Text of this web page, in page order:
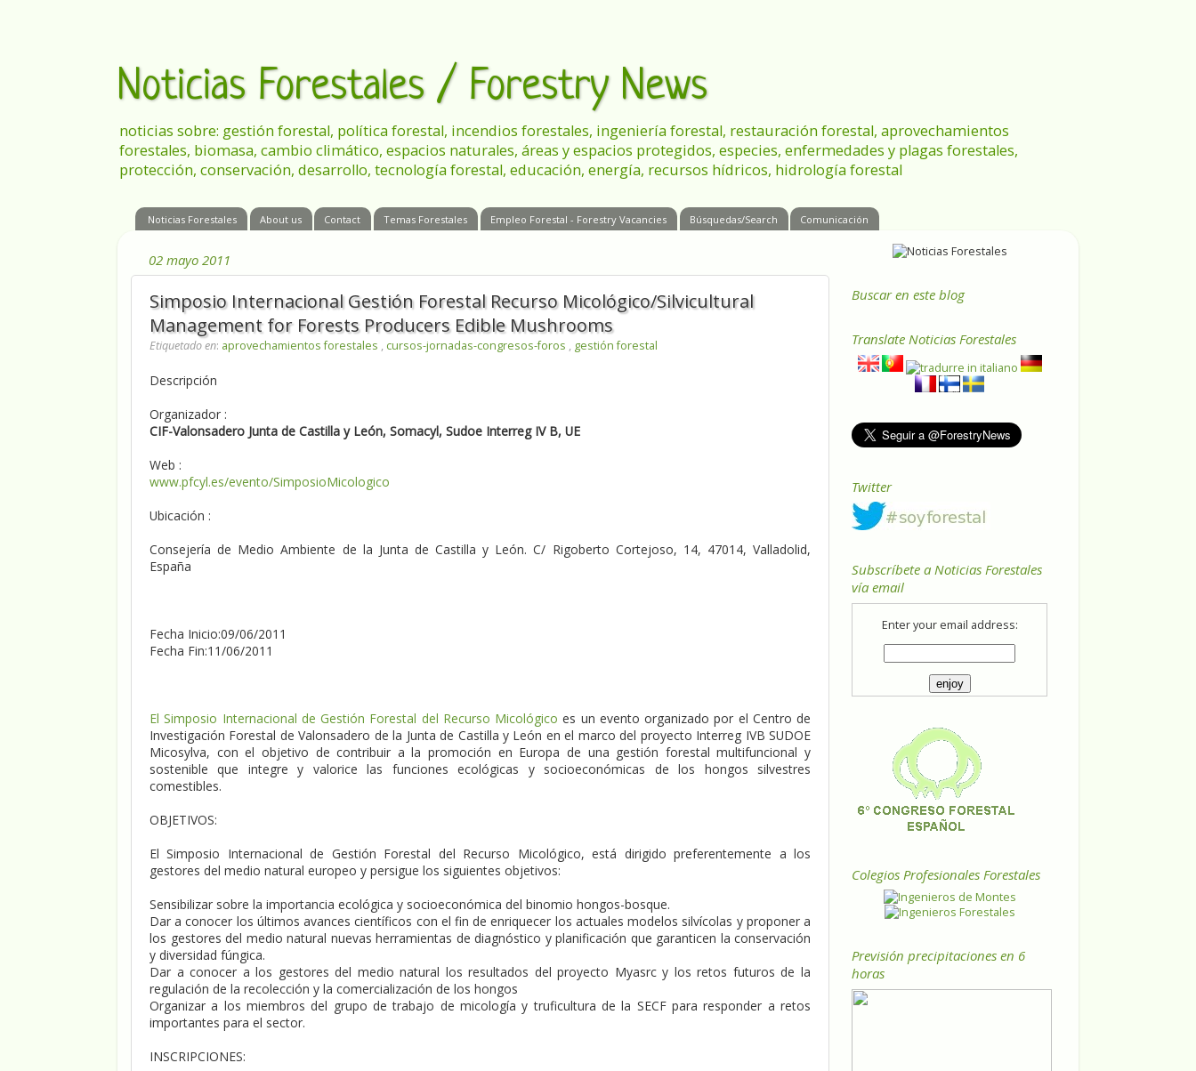
Noticias Forestales / Forestry News
noticias sobre: gestión forestal, política forestal, incendios forestales, ingeniería forestal, restauración forestal, aprovechamientos
forestales, biomasa, cambio climático, espacios naturales, áreas y espacios protegidos, especies, enfermedades y plagas forestales,
protección, conservación, desarrollo, tecnología forestal, educación, energía, recursos hídricos, hidrología forestal
Noticias Forestales About us Contact Temas Forestales Empleo Forestal - Forestry Vacancies Búsquedas/Search Comunicación
02 mayo 2011
Simposio Internacional Gestión Forestal Recurso Micológico/Silvicultural
Management for Forests Producers Edible Mushrooms
Etiquetado en: aprovechamientos forestales , cursos-jornadas-congresos-foros , gestión forestal
Descripción
Organizador :
CIF-Valonsadero Junta de Castilla y León, Somacyl, Sudoe Interreg IV B, UE
Web :
www.pfcyl.es/evento/SimposioMicologico
Ubicación :
Consejería de Medio Ambiente de la Junta de Castilla y León. C/ Rigoberto Cortejoso, 14, 47014, Valladolid,
España
Fecha Inicio:09/06/2011
Fecha Fin:11/06/2011
El Simposio Internacional de Gestión Forestal del Recurso Micológico es un evento organizado por el Centro de
Investigación Forestal de Valonsadero de la Junta de Castilla y León en el marco del proyecto Interreg IVB SUDOE
Micosylva, con el objetivo de contribuir a la promoción en Europa de una gestión forestal multifuncional y
sostenible que integre y valorice las funciones ecológicas y socioeconómicas de los hongos silvestres
comestibles.
OBJETIVOS:
El Simposio Internacional de Gestión Forestal del Recurso Micológico, está dirigido preferentemente a los
gestores del medio natural europeo y persigue los siguientes objetivos:
Sensibilizar sobre la importancia ecológica y socioeconómica del binomio hongos-bosque.
Dar a conocer los últimos avances científicos con el fin de enriquecer los actuales modelos silvícolas y proponer a
los gestores del medio natural nuevas herramientas de diagnóstico y planificación que garanticen la conservación
y diversidad fúngica.
Dar a conocer a los gestores del medio natural los resultados del proyecto Myasrc y los retos futuros de la
regulación de la recolección y la comercialización de los hongos
Organizar a los miembros del grupo de trabajo de micología y truficultura de la SECF para responder a retos
importantes para el sector.
INSCRIPCIONES:
Buscar en este blog
Translate Noticias Forestales
Twitter
Subscríbete a Noticias Forestales
vía email
Enter your email address:
Colegios Profesionales Forestales
Previsión precipitaciones en 6
horas